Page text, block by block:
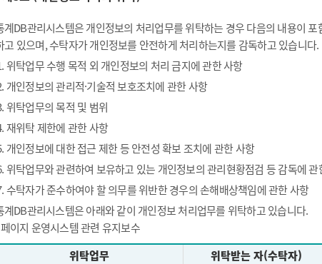
DB관리시스템은 개인정보의 처리업무를 위탁하는 경우 다음의 내용이
고 있으며, 수탁자가 개인정보를 안전하게 처리하는지를 감독하고 있습니다.
위탁업무 수행 목적 외 개인정보의 처리 금지에 관한 사항
개인정보의 관리적·기술적 보호조치에 관한 사항
위탁업무의 목적 및 범위
재위탁 제한에 관한 사항
개인정보에 대한 접근 제한 등 안전성 확보 조치에 관한 사항
위탁업무와 관련하여 보유하고 있는 개인정보의 관리현황점검 등 감독에 관
수탁자가 준수하여야 할 의무를 위반한 경우의 손해배상책임에 관한 사항
DB관리시스템은 아래와 같이 개인정보 처리업무를 위탁하고 있습니다.
이지 운영시스템 관련 유지보수
위탁업무
위탁받는 자(수탁자)